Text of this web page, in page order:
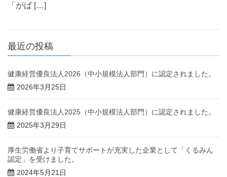
「がば […]
最近の投稿
健康経営優良法人2026（中小規模法人部門）に認定されました。
2026年3月25日
健康経営優良法人2025（中小規模法人部門）に認定されました。
2025年3月29日
厚生労働省より子育てサポートが充実した企業として「くるみん
認定」を受けました。
2024年5月21日